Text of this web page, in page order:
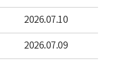
2026.07.10
2026.07.09